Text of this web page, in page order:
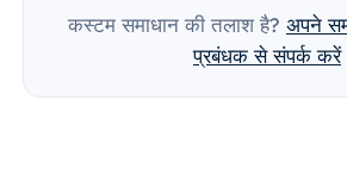
कस्टम समाधान की तलाश है? अपने
प्रबंधक से संपर्क करें